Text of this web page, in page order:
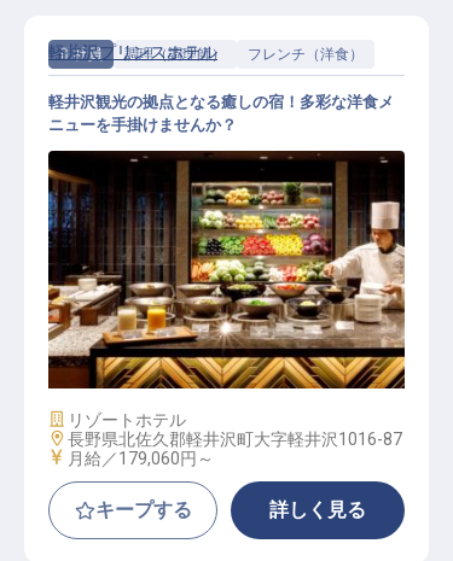
正社員 調理（調理師） フレンチ（洋食）
洋食調理│西武グループ／月8～9休
み／賞与約4カ月分／年収385万円可
軽井沢プリンスホテル
軽井沢観光の拠点となる癒しの宿！多彩な洋食メ
ニューを手掛けませんか？
施設業態
リゾートホテル
勤務地
長野県北佐久郡軽井沢町大字軽井沢1016-87
給与
月給／179,060円～
キープする 詳しく見る